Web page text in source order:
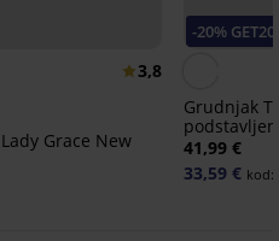
3,8
Grace New
-20% GET20
Grudnjak
41,99 €
33,59 € kod: